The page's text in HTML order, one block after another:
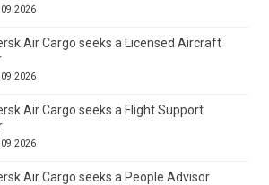
Air Cargo seeks a Licensed Aircraft
Air Cargo seeks a Flight Support
Air Cargo seeks a People Advisor